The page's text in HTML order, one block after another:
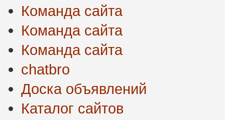
Команда сайта
Команда сайта
Команда сайта
chatbro
Доска объявлений
Каталог сайтов